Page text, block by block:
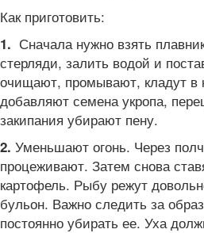
Как приготовить:
1. Сначала нужно взять
стерляди, залить водой и
очищают, промывают, кладут в
добавляют семена укропа,
закипания убирают пену.
2. Уменьшают огонь. Через
процеживают. Затем снова
картофель. Рыбу режут
бульон. Важно следить за
постоянно убирать ее. Уха